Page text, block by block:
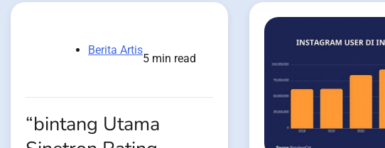
Berita Artis
5 min read
“bintang Utama